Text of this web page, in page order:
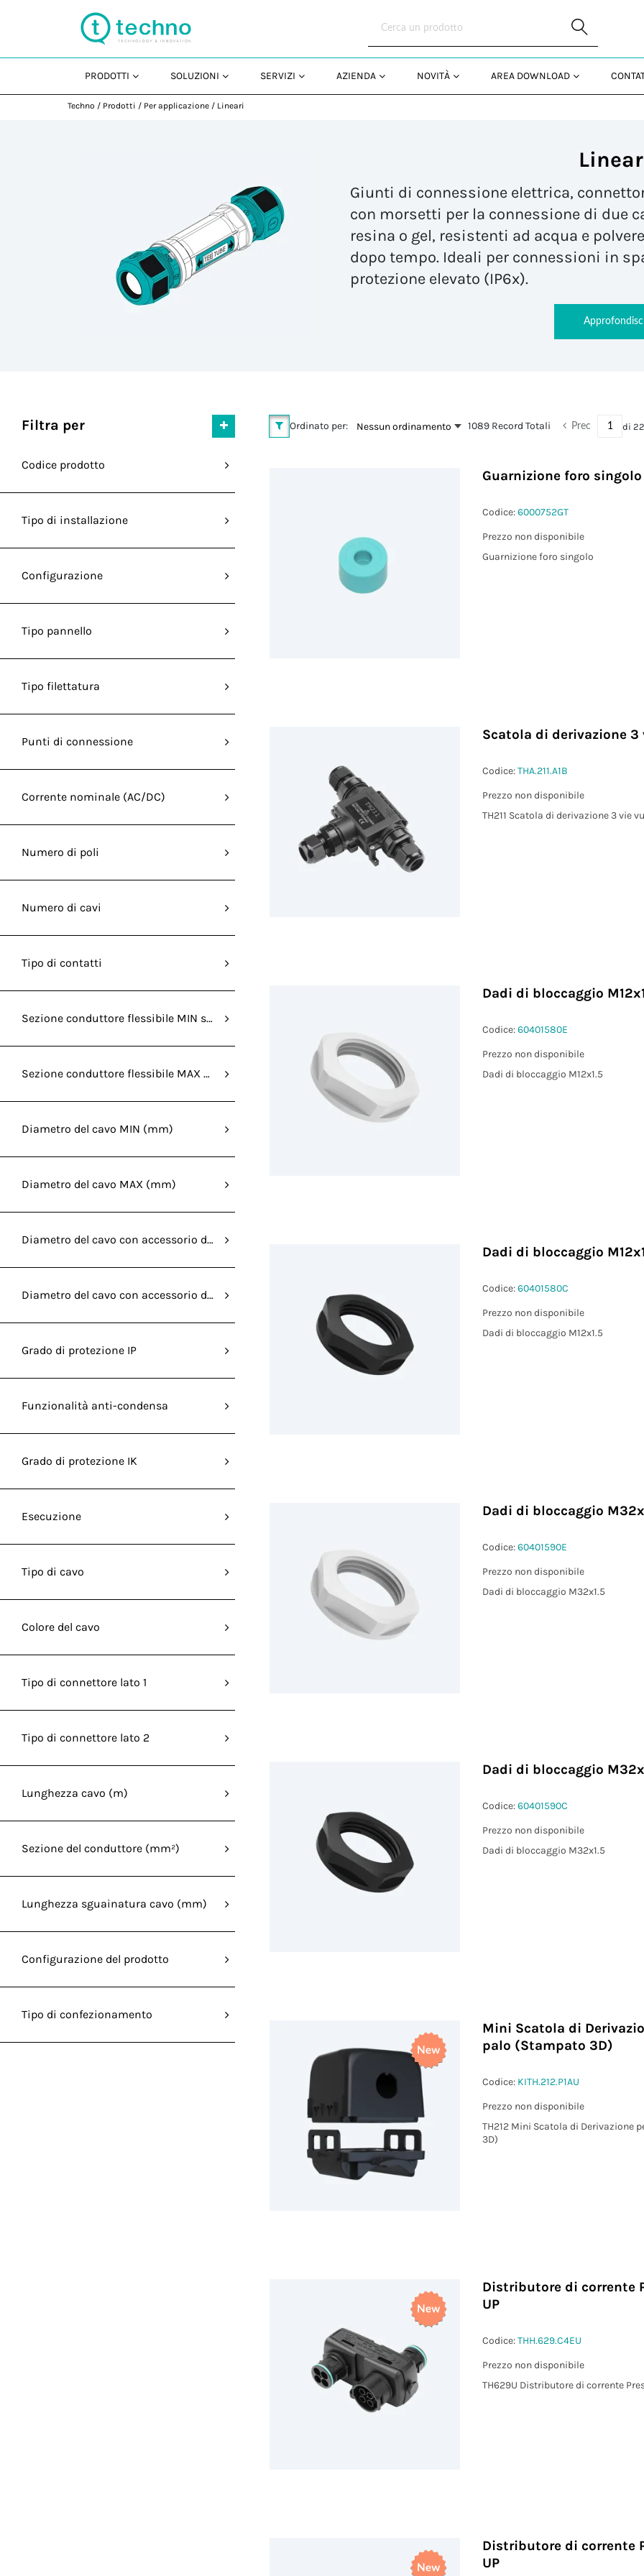
PRODOTTI SOLUZIONI SERVIZI AZIENDA NOVITÀ AREA DOWNLOAD
Techno / Prodotti / Per applicazione / Lineari
Giunti di connessione elettrica,
con morsetti per la connessione di due
resina o gel, resistenti ad acqua e
dopo tempo. Ideali per connessioni in
protezione elevato (IP6x).
Filtra per
Codice prodotto
Tipo di installazione
Configurazione
Tipo pannello
Tipo filettatura
Punti di connessione
Corrente nominale (AC/DC)
Numero di poli
Numero di cavi
Tipo di contatti
Sezione conduttore flessibile MIN senza capocorda (mm²)
Sezione conduttore flessibile MAX senza capocorda (mm²)
Diametro del cavo MIN (mm)
Diametro del cavo MAX (mm)
Diametro del cavo con accessorio di riduzione MIN (mm)
Diametro del cavo con accessorio di riduzione MAX (mm)
Grado di protezione IP
Funzionalità anti-condensa
Grado di protezione IK
Esecuzione
Tipo di cavo
Colore del cavo
Tipo di connettore lato 1
Tipo di connettore lato 2
Lunghezza cavo (m)
Sezione del conduttore (mm²)
Lunghezza sguainatura cavo (mm)
Configurazione del prodotto
Tipo di confezionamento
Ordinato per: Nessun ordinamento 1089 Record Totali Prec di
Guarnizione foro
Codice:6000752GT
Prezzo non disponibile
Guarnizione foro singolo
Scatola di derivazione 3
Codice:THA.211.A1B
Prezzo non disponibile
TH211 Scatola di derivazione 3 vie
Dadi di bloccaggio
Codice:60401580E
Prezzo non disponibile
Dadi di bloccaggio M12x1.5
Dadi di bloccaggio
Codice:60401580C
Prezzo non disponibile
Dadi di bloccaggio M12x1.5
Dadi di bloccaggio
Codice:60401590E
Prezzo non disponibile
Dadi di bloccaggio M32x1.5
Dadi di bloccaggio
Codice:60401590C
Prezzo non disponibile
Dadi di bloccaggio M32x1.5
Mini Scatola di
palo (Stampato 3D)
Codice: KITH.212.P1AU
Prezzo non disponibile
TH212 Mini Scatola di Derivazione
3D)
Distributore di corrente
UP
Codice:THH.629.C4EU
Prezzo non disponibile
TH629U Distributore di corrente
Distributore di corrente
UP